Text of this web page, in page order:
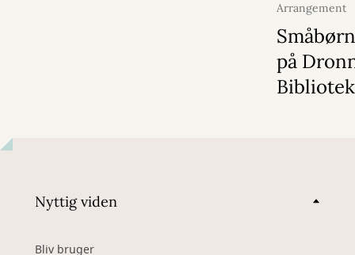
Arrangement
2026
på
Bibliotek
Nyttig viden
Bliv bruger